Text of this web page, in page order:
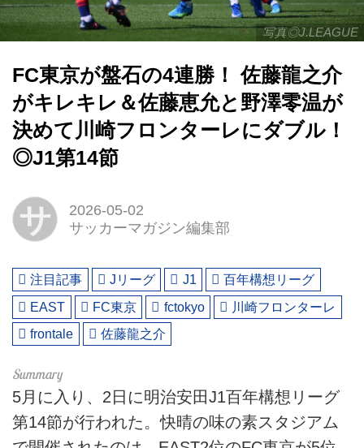
写真◎J.LEAGUE
FC東京が盤石の4連勝！ 佐藤龍之介
がキレキレ＆佐藤恵允と野澤零温が
決めて川崎フロンターレにダブル！
◎J1第14節
サ
2026-05-02
サッカーマガジン編集部
注目記事 Jリーグ J1
百年構想リーグ
EAST
FC東京 fctokyo
川崎フロンターレ
frontale
佐藤龍之介
5月に入り、2日に明治安田J1百年構想リーグ
第14節が行われた。快晴の味の素スタジアム